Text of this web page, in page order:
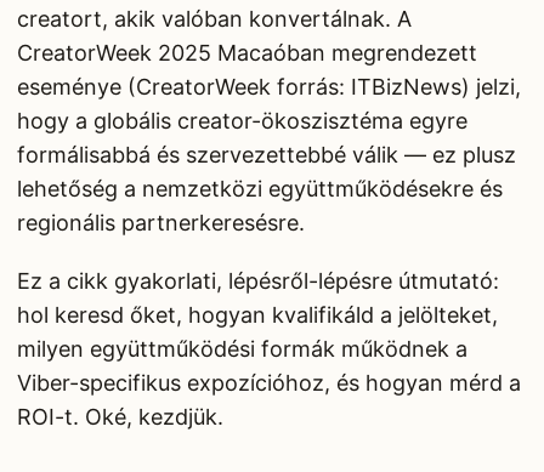
creatort, akik valóban konvertálnak. A
CreatorWeek 2025 Macaóban megrendezett
eseménye (CreatorWeek forrás: ITBizNews) jelzi,
hogy a globális creator-ökoszisztéma egyre
formálisabbá és szervezettebbé válik — ez plusz
lehetőség a nemzetközi együttműködésekre és
regionális partnerkeresésre.
Ez a cikk gyakorlati, lépésről-lépésre útmutató:
hol keresd őket, hogyan kvalifikáld a jelölteket,
milyen együttműködési formák működnek a
Viber-specifikus expozícióhoz, és hogyan mérd a
ROI-t. Oké, kezdjük.